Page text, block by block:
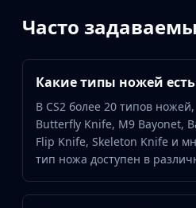
Часто
Какие типы ножей есть
В CS2 более 20 типов
Butterfly Knife, M9 Bayonet,
Flip Knife, Skeleton Knife и
тип ножа доступен в